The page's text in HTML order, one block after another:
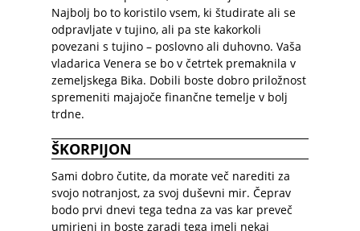
Najbolj bo to koristilo vsem, ki študirate ali se
odpravljate v tujino, ali pa ste kakorkoli
povezani s tujino – poslovno ali duhovno. Vaša
vladarica Venera se bo v četrtek premaknila v
zemeljskega Bika. Dobili boste dobro priložnost
spremeniti majajoče finančne temelje v bolj
trdne.
ŠKORPIJON
Sami dobro čutite, da morate več narediti za
svojo notranjost, za svoj duševni mir. Čeprav
bodo prvi dnevi tega tedna za vas kar preveč
umirjeni in boste zaradi tega imeli nekaj